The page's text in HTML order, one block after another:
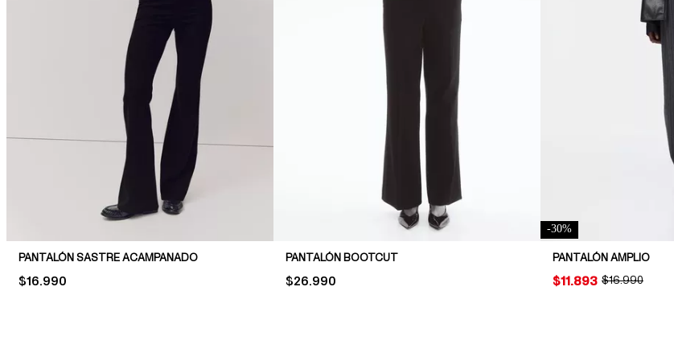
PANTALÓN SASTRE ACAMPANADO
PRICE:
$16.990
PANTALÓN BOOTCUT
PRICE:
$26.990
-30%
PANTALÓN AMPLIO
ORIGINAL
$16.990
PRICE:
$11.893